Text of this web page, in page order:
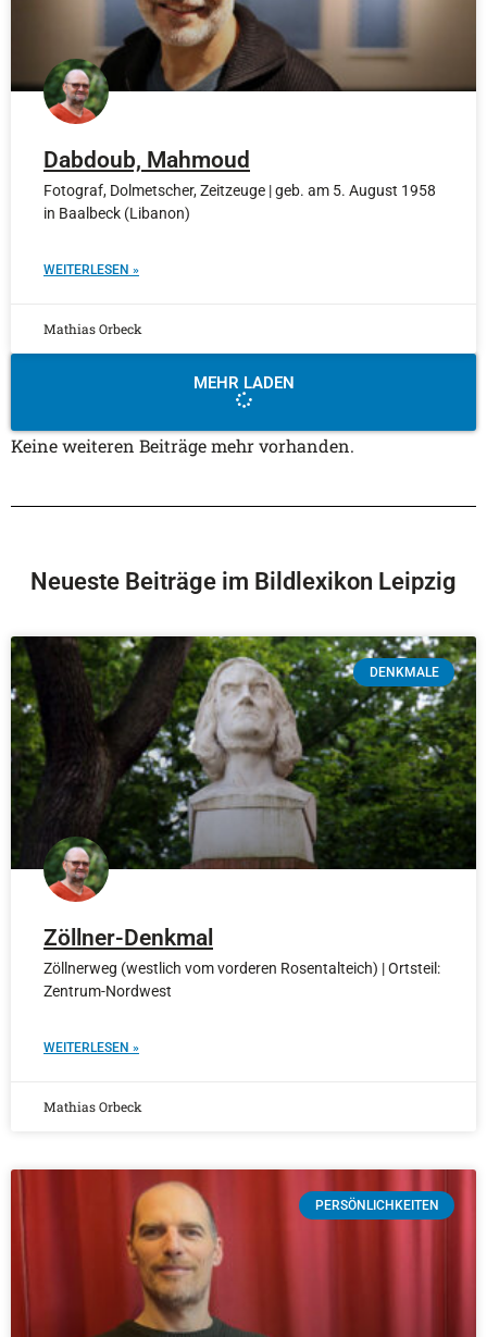
Dabdoub, Mahmoud
Fotograf, Dolmetscher, Zeitzeuge | geb. am 5. August 1958
in Baalbeck (Libanon)
WEITERLESEN »
Mathias Orbeck
MEHR LADEN
Keine weiteren Beiträge mehr vorhanden.
Neueste Beiträge im Bildlexikon Leipzig
DENKMALE
Zöllner-Denkmal
Zöllnerweg (westlich vom vorderen Rosentalteich) | Ortsteil:
Zentrum-Nordwest
WEITERLESEN »
Mathias Orbeck
PERSÖNLICHKEITEN